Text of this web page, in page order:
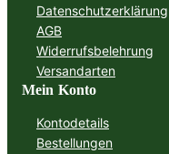
Datenschutzerklärung
AGB
Widerrufsbelehrung
Versandarten
Mein Konto
Kontodetails
Bestellungen